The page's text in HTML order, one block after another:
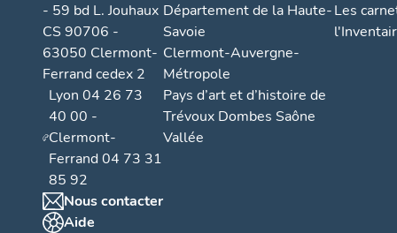
- 59 bd L. Jouhaux
CS 90706 -
63050 Clermont-
Ferrand cedex 2
Lyon 04 26 73
40 00 -
Clermont-
Ferrand 04 73 31
85 92
Nous contacter
Aide
Département de la Haute-
Savoie
Clermont-Auvergne-
Métropole
Pays d’art et d’histoire de
Trévoux Dombes Saône
Vallée
Les